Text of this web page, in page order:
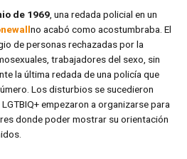
de 1969, una redada policial en un
no acabó como acostumbraba. El
de personas rechazadas por la
trabajadores del sexo, sin
la última redada de una policía que
Los disturbios se sucedieron
empezaron a organizarse para
donde poder mostrar su orientación